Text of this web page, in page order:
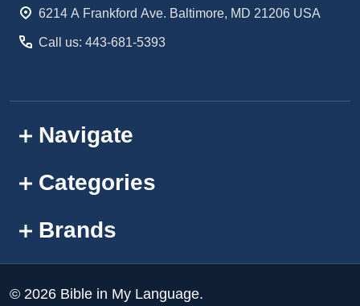
6214 A Frankford Ave. Baltimore, MD 21206 USA
Call us: 443-681-5393
Navigate
Categories
Brands
© 2026 Bible in My Language.